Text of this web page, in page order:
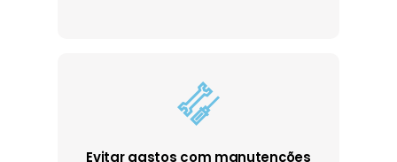
Evitar gastos com manutenções